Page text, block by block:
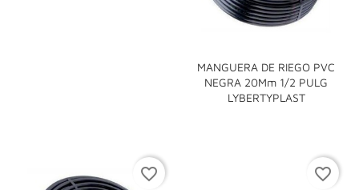
MANGUERA DE RIEGO PVC
NEGRA 20Mm 1/2 PULG
LYBERTYPLAST
favorite_border favorite_border